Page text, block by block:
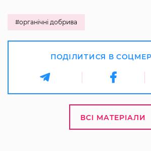
#органічні добрива
ПОДІЛИТИСЯ В
ВСІ МАТЕРІАЛИ